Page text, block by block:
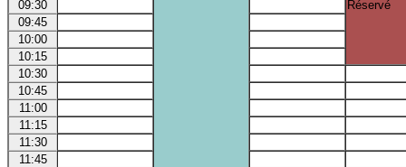
09:30
Réservé
09:45
10:00
10:15
10:30
10:45
11:00
11:15
11:30
11:45